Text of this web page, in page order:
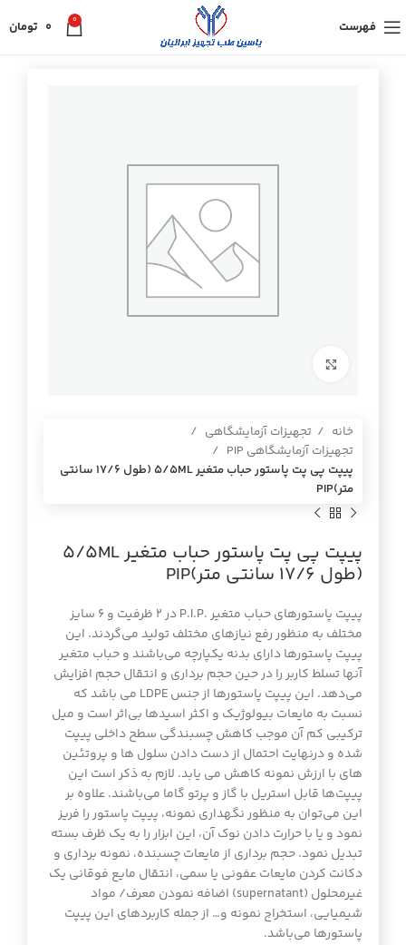
فهرست 0
0 تومان
خانه
تجهیزات آزمایشگاهی
تجهیزات آزمایشگاهی PIP
پيپت پي پت پاستور حباب متغير 5/5ML (طول 17/6 سانتي
متر)PIP
پيپت پي پت پاستور حباب متغير 5/5ML
(طول 17/6 سانتي متر)PIP
پیپت پاستورهای حباب متغیر .P.I.P در ۲ ظرفیت و ۶ سایز
مختلف به منظور رفع نیازهای مختلف تولید می‌گردند. این
پیپت پاستورها دارای بدنه یکپارچه می‌باشند و حباب متغیر
آنها تسلط کاربر را در حین حجم‌ برداری و انتقال حجم افزایش
می‌دهد. این پیپت پاستورها از جنس LDPE می باشد که
نسبت به مایعات بیولوژیک و اکثر اسیدها بی‌اثر است و میل
ترکیبی کم آن موجب کاهش چسبندگی سطح داخلی پیپت
شده و درنهایت احتمال از دست دادن سلول ها و پروتئین
های با ارزش نمونه کاهش می یابد. لازم به ذکر است این
پیپت‌ها قابل استریل با گاز و پرتو گاما می‌باشند. علاوه بر
این می‌توان به منظور نگهداری نمونه، پیپت پاستور را فریز
نمود و یا با حرارت دادن نوک آن، این ابزار را به یک ظرف بسته
تبدیل نمود. حجم‌ برداری از مایعات چسبنده، نمونه‌ برداری و
دکانت کردن مایعات عفونی یا سمی، انتقال مایع فوقانی یک
غیرمحلول (supernatant) اضافه نمودن معرف/ مواد
شیمیایی، استخراج نمونه و… از جمله کاربردهای این پیپت
پاستورها می‌باشد.